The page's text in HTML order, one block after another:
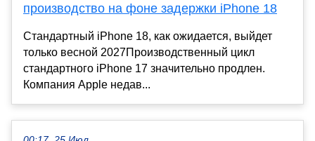
производство на фоне задержки iPhone 18
Стандартный iPhone 18, как ожидается, выйдет
только весной 2027Производственный цикл
стандартного iPhone 17 значительно продлен.
Компания Apple недав...